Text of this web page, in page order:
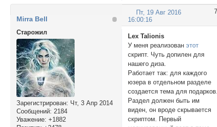
7
Пт, 19 Авг 2016
16:00:16
Mirra Bell
Cтарожил
Зарегистрирован: Чт, 3 Апр 2014
Сообщений: 2184
Уважение: +1882
Lex Talionis
У меня реализованэтот
скрипт. Чуть допилен для
нашего диза.
Работает так: для каждого
юзера в отдельном разделе
создается тема для
Раздел должен быть им
виден, он вроде скрывается
скриптом. Первый